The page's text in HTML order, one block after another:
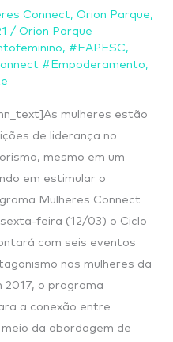
Connect, Orion Parque,
/ Orion Parque
, #FAPESC,
#Empoderamento,
mulheres estão
de liderança no
mesmo em um
em estimular o
Mulheres Connect
feira (12/03) o Ciclo
com seis eventos
nas mulheres da
2017, o programa
a conexão entre
da abordagem de